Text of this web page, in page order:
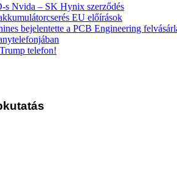
s Nvida – SK Hynix szerződés
EU előírások
bejelentette a PCB Engineering
telefon!